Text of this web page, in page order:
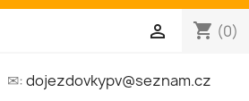
shopping_cart (0)

✉:dojezdovkypv@seznam.cz